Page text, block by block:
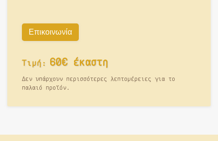
Επικοινωνία
Τιμή: 60€ έκαστη
Δεν υπάρχουν περισσότερες λεπτομέρειες για το
παλαιό προϊόν.